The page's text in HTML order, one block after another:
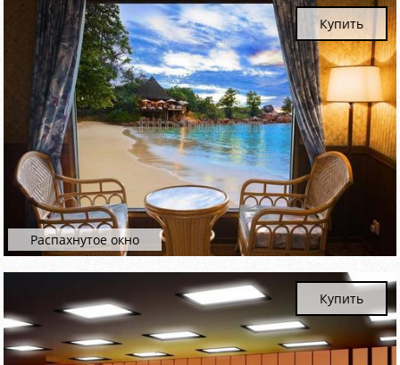
Распахнутое окно
Купить
Купить